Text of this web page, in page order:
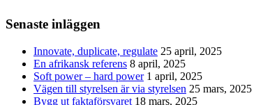
Senaste inläggen
Innovate, duplicate, regulate 25 april, 2025
En afrikansk referens 8 april, 2025
Soft power – hard power 1 april, 2025
Vägen till styrelsen är via styrelsen 25 mars, 2025
Bygg ut faktaförsvaret 18 mars, 2025